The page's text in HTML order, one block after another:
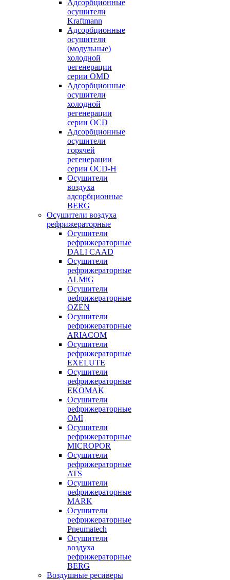
Адсорбционные
осушители
Kraftmann
Адсорбционные
осушители
(модульные)
холодной
регенерации
серии OMD
Адсорбционные
осушители
холодной
регенерации
серии OCD
Адсорбционные
осушители
горячей
регенерации
серии OСD-H
Осушители
воздуха
адсорбционные
BERG
Осушители воздуха
рефрижераторные
Осушители
рефрижераторные
DALI CAAD
Осушители
рефрижераторные
ALMiG
Осушители
рефрижераторные
OZEN
Осушители
рефрижераторные
ARIACOM
Осушители
рефрижераторные
EXELUTE
Осушители
рефрижераторные
EKOMAK
Осушители
рефрижераторные
OMI
Осушители
рефрижераторные
MICROPOR
Осушители
рефрижераторные
ATS
Осушители
рефрижераторные
MARK
Осушители
рефрижераторные
Pneumatech
Осушители
воздуха
рефрижераторные
BERG
Воздушные ресиверы